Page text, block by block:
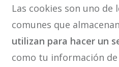
Las cookies son uno
comunes que
utilizan para hacer un
como tu información